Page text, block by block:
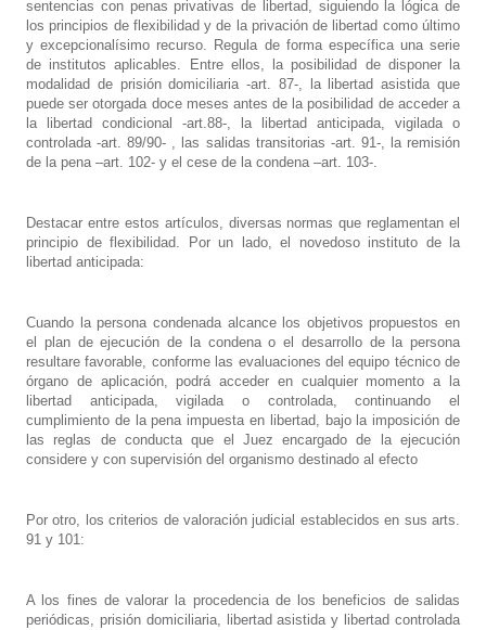
sentencias con penas privativas de libertad, siguiendo la lógica de
los principios de flexibilidad y de la privación de libertad como último
y excepcionalísimo recurso. Regula de forma específica una serie
de institutos aplicables. Entre ellos, la posibilidad de disponer la
modalidad de prisión domiciliaria -art. 87-, la libertad asistida que
puede ser otorgada doce meses antes de la posibilidad de acceder a
la libertad condicional -art.88-, la libertad anticipada, vigilada o
controlada -art. 89/90- , las salidas transitorias -art. 91-, la remisión
de la pena –art. 102- y el cese de la condena –art. 103-.
Destacar entre estos artículos, diversas normas que reglamentan el
principio de flexibilidad. Por un lado, el novedoso instituto de la
libertad anticipada:
Cuando la persona condenada alcance los objetivos propuestos en
el plan de ejecución de la condena o el desarrollo de la persona
resultare favorable, conforme las evaluaciones del equipo técnico de
órgano de aplicación, podrá acceder en cualquier momento a la
libertad anticipada, vigilada o controlada, continuando el
cumplimiento de la pena impuesta en libertad, bajo la imposición de
las reglas de conducta que el Juez encargado de la ejecución
considere y con supervisión del organismo destinado al efecto
Por otro, los criterios de valoración judicial establecidos en sus arts.
91 y 101:
A los fines de valorar la procedencia de los beneficios de salidas
periódicas, prisión domiciliaria, libertad asistida y libertad controlada